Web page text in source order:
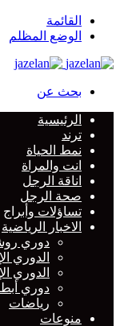
القائمة
الوضع المظلم
بحث عن
الرئيسية
ترند
نمط الحياة
انت والمراة
اناقة الرجل
صحة الرجل
تساؤلات وأبراج
الاخبار الرياضية
دوري
الدوري
الدوري
دوري
رياضات
منوعات